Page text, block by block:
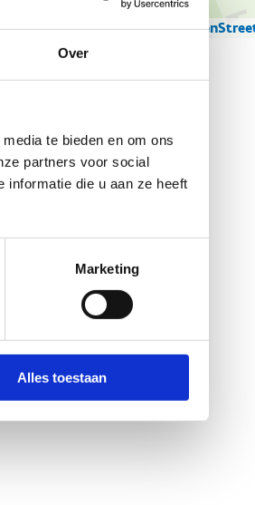
Over
te bieden en om ons
partners voor social
informatie die u aan ze heeft
Marketing
Alles toestaan
© Thunderforest©